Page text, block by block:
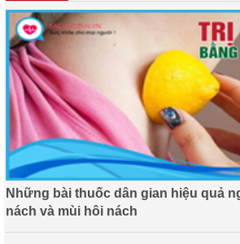
Những bài thuốc dân gian hiệu quả
nách và mùi hôi nách